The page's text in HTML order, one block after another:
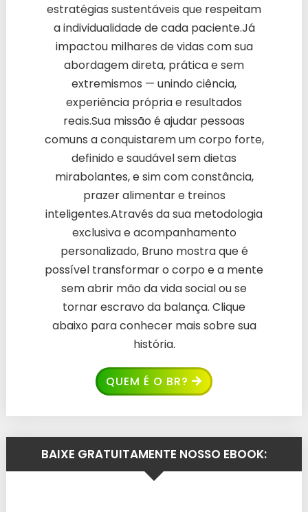
estratégias sustentáveis que respeitam
a individualidade de cada paciente.Já
impactou milhares de vidas com sua
abordagem direta, prática e sem
extremismos — unindo ciência,
experiência própria e resultados
reais.Sua missão é ajudar pessoas
comuns a conquistarem um corpo forte,
definido e saudável sem dietas
mirabolantes, e sim com constância,
prazer alimentar e treinos
inteligentes.Através da sua metodologia
exclusiva e acompanhamento
personalizado, Bruno mostra que é
possível transformar o corpo e a mente
sem abrir mão da vida social ou se
tornar escravo da balança. Clique
abaixo para conhecer mais sobre sua
história.
QUEM É O BR?
BAIXE GRATUITAMENTE NOSSO EBOOK: